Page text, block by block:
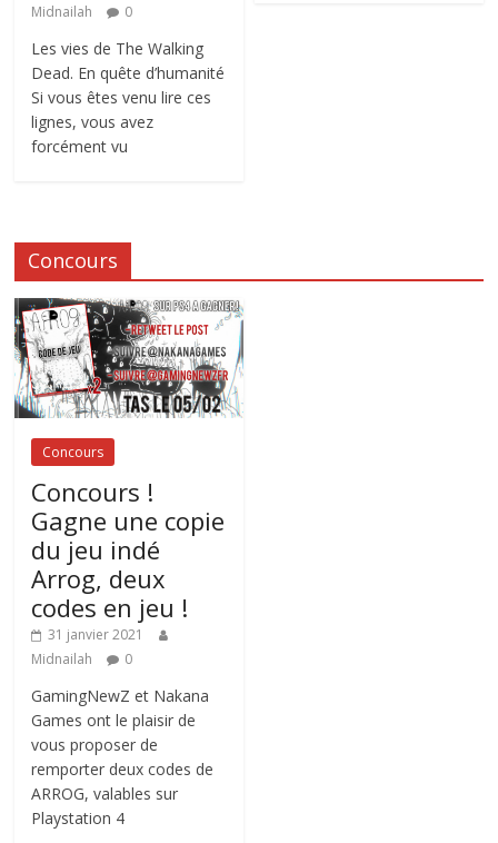
Midnailah
0
Les vies de The Walking
Dead. En quête d’humanité
Si vous êtes venu lire ces
lignes, vous avez
forcément vu
Concours
Concours
Concours !
Gagne une copie
du jeu indé
Arrog, deux
codes en jeu !
31 janvier 2021
Midnailah
0
GamingNewZ et Nakana
Games ont le plaisir de
vous proposer de
remporter deux codes de
ARROG, valables sur
Playstation 4